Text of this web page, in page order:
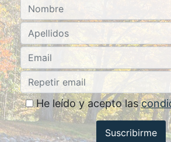
He leído y acepto las
Suscribirme